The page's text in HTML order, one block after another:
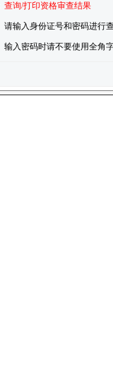
查询/打印资格审查结果
请输入身份证号和密码进行
输入密码时请不要使用全角